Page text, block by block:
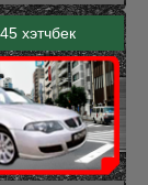
хэтчбек